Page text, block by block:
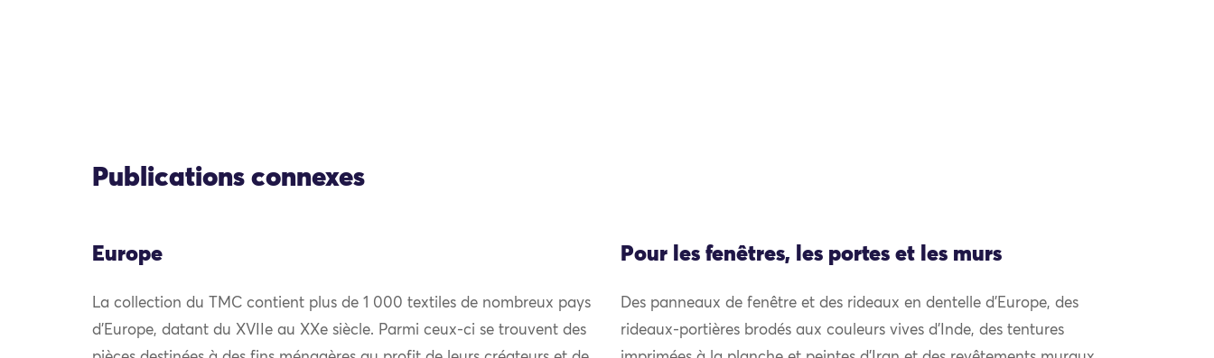
Publications connexes
Europe
La collection du TMC contient plus de 1 000 textiles de nombreux pays
d’Europe, datant du XVIIe au XXe siècle. Parmi ceux-ci se trouvent des
Pour les fenêtres, les portes et les murs
Des panneaux de fenêtre et des rideaux en dentelle d’Europe, des
rideaux-portières brodés aux couleurs vives d’Inde, des tentures